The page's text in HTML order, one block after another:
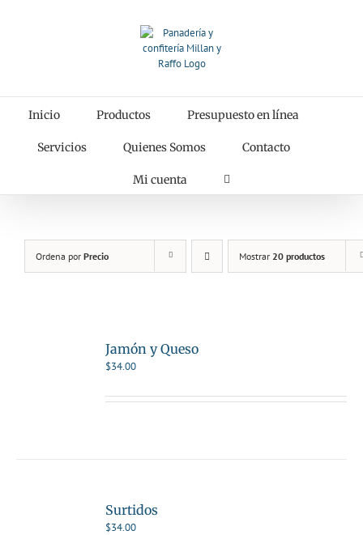
Inicio Productos Presupuesto en línea
Servicios Quienes Somos Contacto
Mi cuenta
Ordena por Precio Mostrar 20 productos
Jamón y Queso
$34.00
Surtidos
$34.00